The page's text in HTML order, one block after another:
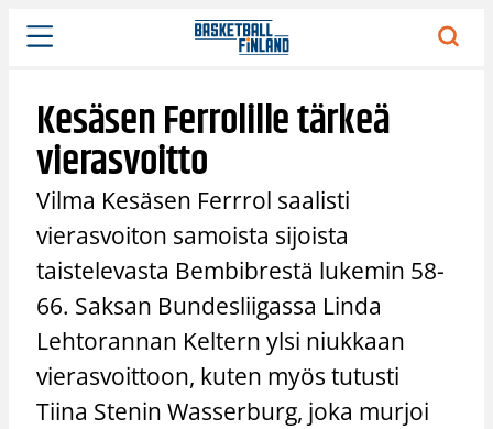
Siirry
sisältöön
Kesäsen Ferrolille tärkeä
vierasvoitto
Vilma Kesäsen Ferrrol saalisti
vierasvoiton samoista sijoista
taistelevasta Bembibrestä lukemin 58-
66. Saksan Bundesliigassa Linda
Lehtorannan Keltern ylsi niukkaan
vierasvoittoon, kuten myös tutusti
Tiina Stenin Wasserburg, joka murjoi